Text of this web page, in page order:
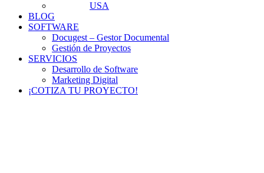
USA
BLOG
SOFTWARE
Docugest – Gestor Documental
Gestión de Proyectos
SERVICIOS
Desarrollo de Software
Marketing Digital
¡COTIZA TU PROYECTO!